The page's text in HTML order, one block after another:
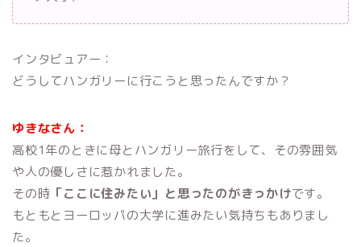
インタビュアー：
どうしてハンガリーに行こうと思ったんですか？
ゆきなさん：
高校1年のときに母とハンガリー旅行をして、その雰囲気
や人の優しさに惹かれました。
その時 「ここに住みたい」と思ったのがきっかけです。
もともとヨーロッパの大学に進みたい気持ちもありまし
た。